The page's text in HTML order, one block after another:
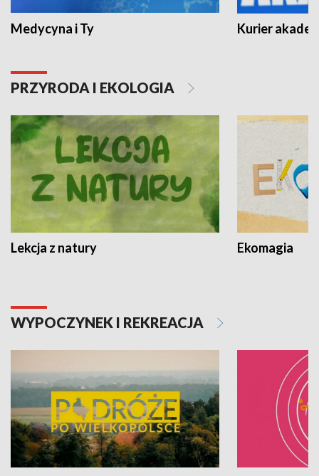
Medycyna i Ty Kurier
PRZYRODA I EKOLOGIA
Lekcja z natury Ekomagia
WYPOCZYNEK I REKREACJA